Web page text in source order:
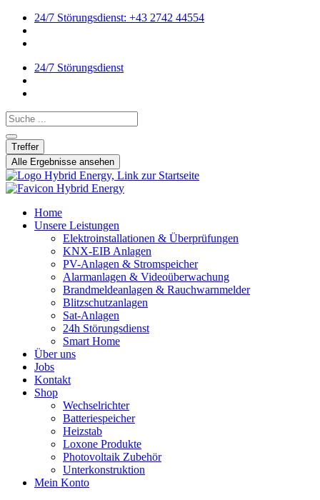
24/7 Störungsdienst: +43 2742 44554
24/7 Störungsdienst
Search ...
Treffer
Alle Ergebnisse ansehen
Home
Unsere Leistungen
Elektroinstallationen & Überprüfungen
KNX-EIB Anlagen
PV-Anlagen & Stromspeicher
Alarmanlagen & Videoüberwachung
Brandmeldeanlagen & Rauchwarnmelder
Blitzschutzanlagen
Sat-Anlagen
24h Störungsdienst
Smart Home
Über uns
Jobs
Kontakt
Shop
Wechselrichter
Batteriespeicher
Heizstab
Loxone Produkte
Photovoltaik Zubehör
Unterkonstruktion
Mein Konto